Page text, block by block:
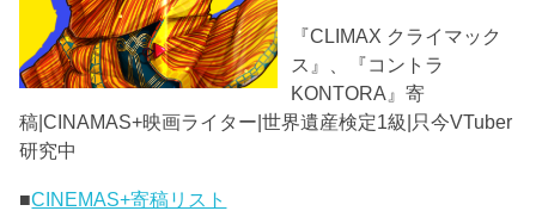
『CLIMAX クライマック
ス』、『コントラ
KONTORA』寄
稿|CINAMAS+映画ライター|世界遺産検定1級|只今VTuber
研究中
■CINEMAS+寄稿リスト